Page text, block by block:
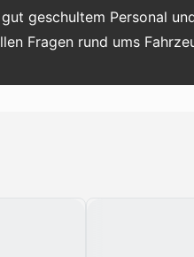
geschultem Personal
Fragen rund ums